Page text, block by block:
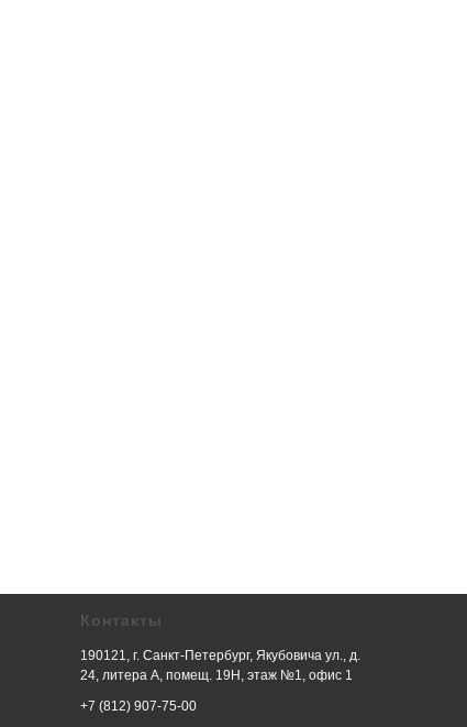
Контакты
190121, г. Санкт-Петербург, Якубовича ул., д.
24, литера А, помещ. 19Н, этаж №1, офис 1
+7 (812) 907-75-00